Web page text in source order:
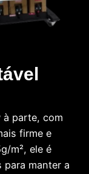
à parte, com
firme e
m², ele é
manter a